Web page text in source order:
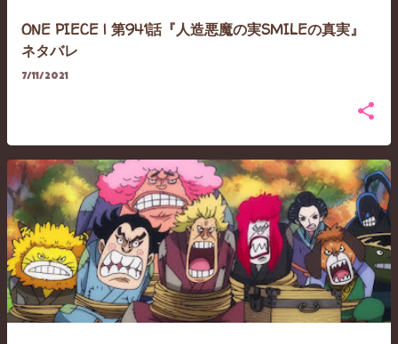
ONE PIECE | 第941話『人造悪魔の実SMILEの真実』
ネタバレ
7/11/2021